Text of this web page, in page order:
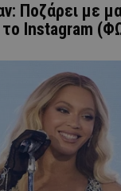
Ποζάρει με
το Instagram